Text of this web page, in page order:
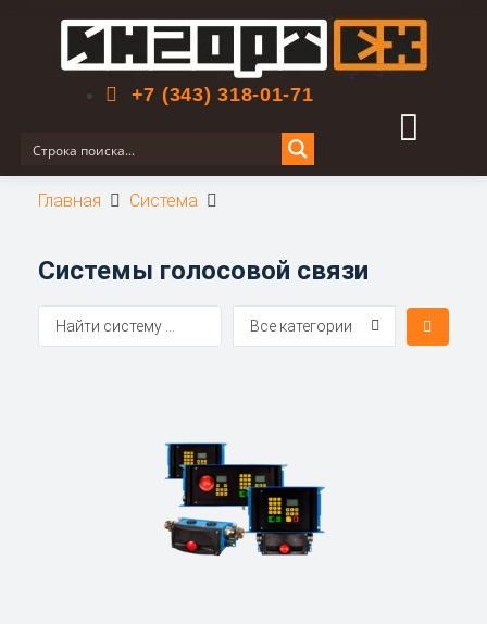
+7 (343) 318-01-71
Главная Система
Системы голосовой связи
Поиск по сайту